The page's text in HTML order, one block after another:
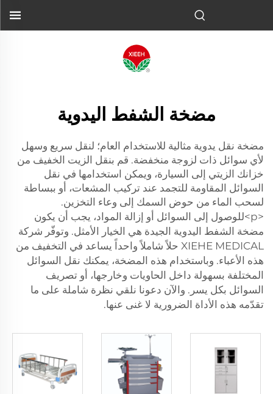
مضخة الشفط اليدوية
مضخة نقل يدوية مثالية للاستخدام العام؛ لنقل سريع وسهل
لأي سوائل ذات لزوجة منخفضة. قم بنقل الزيت الخفيف من
خزانك الزيتي إلى السيارة، ويمكن استخدامها في نقل
السوائل المقاومة للتجمد عند تركيب المشعات، أو ببساطة
لسحب الماء من حوض السمك إلى وعاء التخزين.
<p>للوصول إلى السوائل أو إزالة المواد، يجب أن يكون
مضخة الشفط اليدوية الجيدة هي الخيار الأمثل. وتوفّر شركة
XIEHE MEDICAL حلاً شاملاً واحداً يساعد في التخفيف من
هذه الأعباء. وباستخدام هذه المضخة، يمكنك نقل السوائل
المختلفة بسهولة داخل الحاويات وخارجها، أو تصريف
السوائل بكل يسر. والآن دعونا نلقي نظرة شاملة على ما
تقدّمه هذه الأداة الضرورية لا غنى عنها.